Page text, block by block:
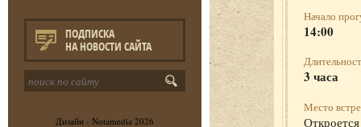
ПОДПИСКА
НА НОВОСТИ САЙТА
Дизайн - Notamedia 2026
Начало
14:00
3 часа
Место